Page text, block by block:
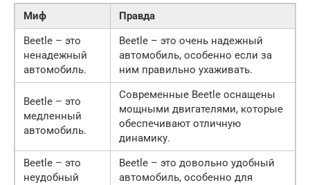
Миф
Правда
Beetle – это
ненадежный
автомобиль.
Beetle – это очень надежный
автомобиль, особенно если за
ним правильно ухаживать.
Beetle – это
медленный
автомобиль.
Современные Beetle оснащены
мощными двигателями, которые
обеспечивают отличную
динамику.
Beetle – это
неудобный
Beetle – это довольно удобный
автомобиль, особенно для